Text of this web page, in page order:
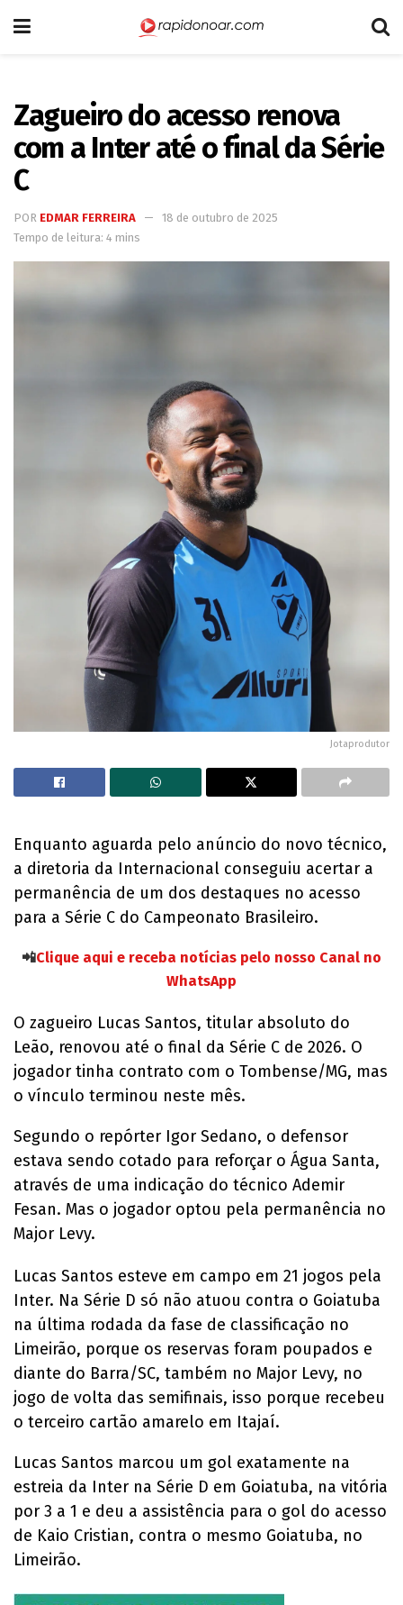
Zagueiro do acesso renova
com a Inter até o final da Série
C
POR EDMAR FERREIRA
18 de outubro de 2025
Tempo de leitura: 4 mins
Jotaprodutor
Enquanto aguarda pelo anúncio do novo técnico,
a diretoria da Internacional conseguiu acertar a
permanência de um dos destaques no acesso
para a Série C do Campeonato Brasileiro.
📲Clique aqui e receba notícias pelo nosso Canal no
WhatsApp
O zagueiro Lucas Santos, titular absoluto do
Leão, renovou até o final da Série C de 2026. O
jogador tinha contrato com o Tombense/MG, mas
o vínculo terminou neste mês.
Segundo o repórter Igor Sedano, o defensor
estava sendo cotado para reforçar o Água Santa,
através de uma indicação do técnico Ademir
Fesan. Mas o jogador optou pela permanência no
Major Levy.
Lucas Santos esteve em campo em 21 jogos pela
Inter. Na Série D só não atuou contra o Goiatuba
na última rodada da fase de classificação no
Limeirão, porque os reservas foram poupados e
diante do Barra/SC, também no Major Levy, no
jogo de volta das semifinais, isso porque recebeu
o terceiro cartão amarelo em Itajaí.
Lucas Santos marcou um gol exatamente na
estreia da Inter na Série D em Goiatuba, na vitória
por 3 a 1 e deu a assistência para o gol do acesso
de Kaio Cristian, contra o mesmo Goiatuba, no
Limeirão.